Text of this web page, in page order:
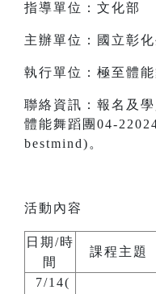
指導單位：文化部
主辦單位：國立彰
執行單位：極至體能
聯絡資訊：報名及
體能舞蹈團04-
bestmind)。
活動內容
日期/時
間
課程主題
7/14(